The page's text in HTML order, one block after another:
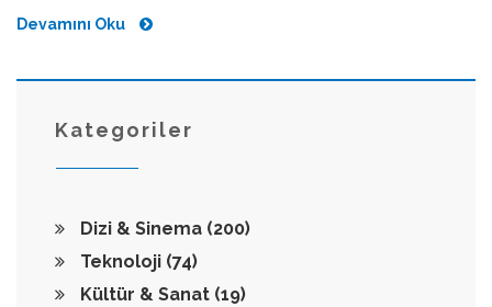
Devamını Oku
Kategoriler
Dizi & Sinema (200)
Teknoloji (74)
Kültür & Sanat (19)